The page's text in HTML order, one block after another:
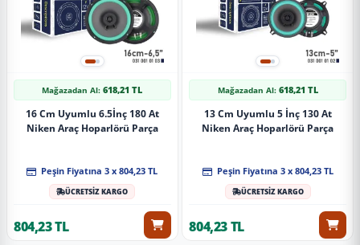
Mağazadan Al:618,21 TL
16 Cm Uyumlu 6.5İnç 180 At
Niken Araç Hoparlörü Parça
Peşin Fiyatına 3 x 804,23 TL
ÜCRETSİZ KARGO
804,23 TL
Mağazadan Al: 618,21 TL
13 Cm Uyumlu 5 İnç 130 At
Niken Araç Hoparlörü Parça
Peşin Fiyatına 3 x 804,23 TL
ÜCRETSİZ KARGO
804,23 TL